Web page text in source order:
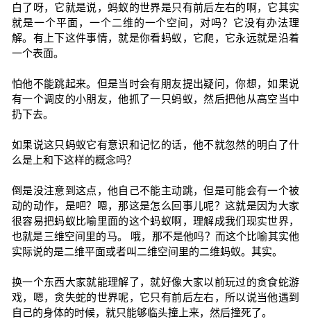
白了呀，它就是说，蚂蚁的世界是只有前后左右的啊，它其实
就是一个平面，一个二维的一个空间，对吗？它没有办法理
解。有上下这件事情，就是你看蚂蚁，它爬，它永远就是沿着
一个表面。
怕他不能跳起来。但是当时会有朋友提出疑问，你想，如果说
有一个调皮的小朋友，他抓了一只蚂蚁，然后把他从高空当中
扔下去。
如果说这只蚂蚁它有意识和记忆的话，他不就忽然的明白了什
么是上和下这样的概念吗？
倒是没注意到这点，他自己不能主动跳，但是可能会有一个被
动的动作，是吧？嗯，那这是怎么回事儿呢？这就是因为大家
很容易把蚂蚁比喻里面的这个蚂蚁啊，理解成我们现实世界，
也就是三维空间里的马。 哦，那不是他吗？而这个比喻其实他
实际说的是二维平面或者叫二维空间里的二维蚂蚁。其实。
换一个东西大家就能理解了，就好像大家以前玩过的贪食蛇游
戏，嗯，贪失蛇的世界呢，它只有前后左右，所以说当他遇到
自己的身体的时候，就只能够临头撞上来，然后撞死了。